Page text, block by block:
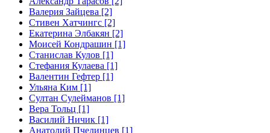
Валерия Зайцева [2]
Стивен Хатчингс [2]
Екатерина Элбакян [2]
Моисей Кондрашин [1]
Станислав Кулов [1]
Стефания Кулаева [1]
Валентин Гефтер [1]
Ульяна Ким [1]
Султан Сулейманов [1]
Верa Тольц [1]
Василий Ничик [1]
Анатолий Пчелинцев [1]